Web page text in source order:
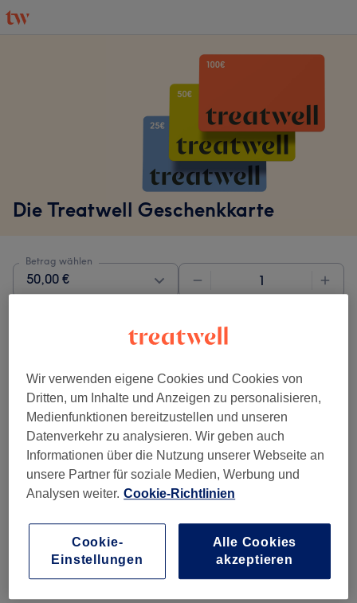
Die Treatwell Geschenkkarte
Betrag wählen
50,00 €
150verbleibende Zeichen
Geschenkgutschein per E-Mail versenden an
Alle Geschenkgutscheine sind ab Kaufdatum 5 Jahre lang gültig
Wir verwenden eigene Cookies und Cookies von
Dritten, um Inhalte und Anzeigen zu personalisieren,
Medienfunktionen bereitzustellen und unseren
Datenverkehr zu analysieren. Wir geben auch
Informationen über die Nutzung unserer Webseite an
unsere Partner für soziale Medien, Werbung und
Analysen weiter. Cookie-Richtlinien
Alle Cookies
akzeptieren
Cookie-
Einstellungen